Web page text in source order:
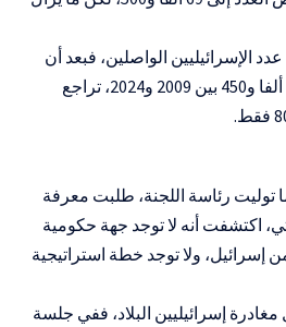
الإسرائيليين الواصلين، فبعد أن
كان متوسطهم السنوي 24 ألفا و450 بين 2009 و2024، تراجع
توليت رئاسة اللجنة، طلبت معرفة
اكتشفت أنه لا توجد جهة حكومية
ولا توجد خطة استراتيجية
إسرائيليين البلاد، ففي جلسة